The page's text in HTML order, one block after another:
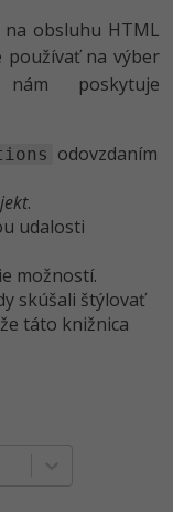
na obsluhu HTML
používať na výber
poskytuje
odovzdaním
.
udalosti
možností.
skúšali štýlovať
táto knižnica